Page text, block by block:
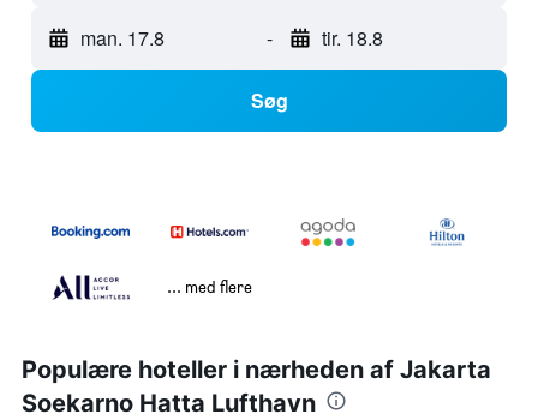
man. 17.8 - tir. 18.8
Søg
... med flere
Populære hoteller i nærheden af Jakarta
Soekarno Hatta Lufthavn